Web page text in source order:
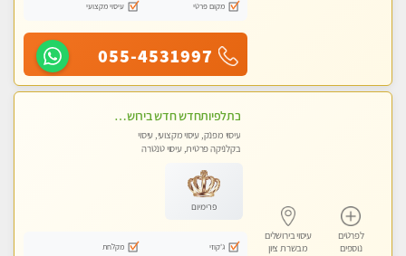
מקום פרטי
עיסוי מקצועי
055-4531997
לפרטים
נוספים
עיסוי בירושלים
מבשרת ציון
בתלפיותחדש חדש בירושלים- לעיסוי מפנק הכולל עיסוי טנטרי על כורסאות טנטרה ועיסוי בג'קוזי .
עיסוי מפנק, עיסוי מקצועי, עיסוי
בקלניקה פרטית, עיסוי טנטרה
פרימיום
ג'קוזי
מקלחת